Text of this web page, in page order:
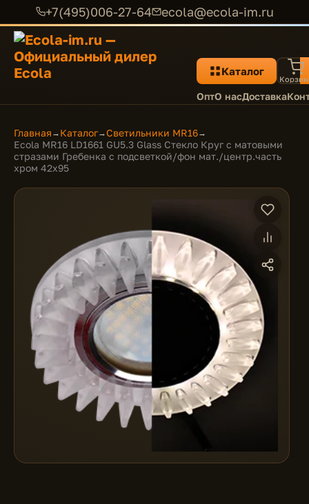
+7(495)006-27-64 ecola@ecola-im.ru
Каталог
ОптО насДоставка
Главная → Каталог→Светильники MR16→
Ecola MR16 LD1661 GU5.3 Glass Стекло Круг с матовыми
стразами Гребенка с подсветкой/фон мат./центр.часть
хром 42x95